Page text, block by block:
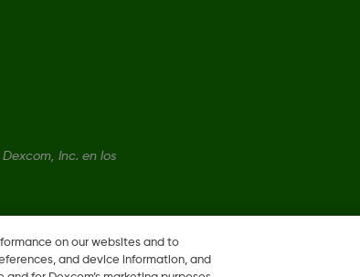
Inc. en los
on our websites and to
and device information, and